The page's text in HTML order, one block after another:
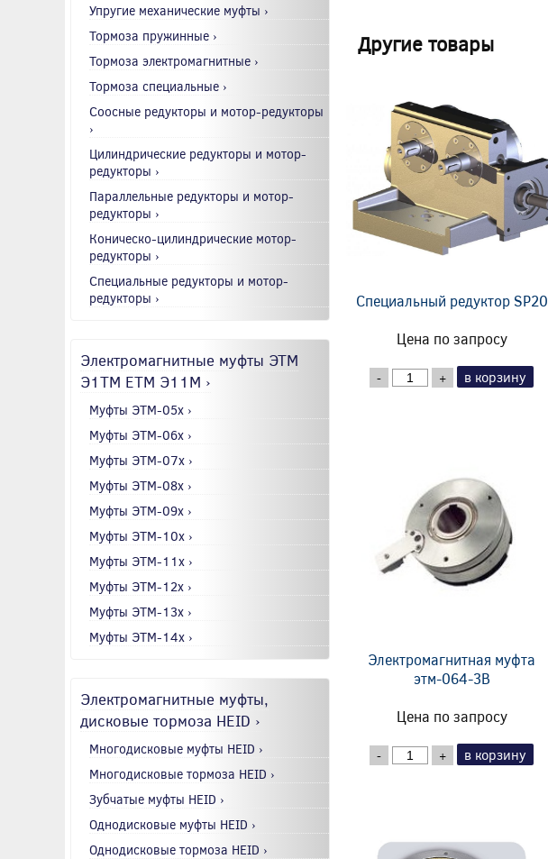
Упругие механические муфты ›
Тормоза пружинные ›
Тормоза электромагнитные ›
Тормоза специальные ›
Соосные редукторы и мотор-редукторы
›
Цилиндрические редукторы и мотор-
редукторы ›
Параллельные редукторы и мотор-
редукторы ›
Коническо-цилиндрические мотор-
редукторы ›
Специальные редукторы и мотор-
редукторы ›
Электромагнитные муфты ЭТМ
Э1ТМ ETM Э11М ›
Муфты ЭТМ-05x ›
Муфты ЭТМ-06x ›
Муфты ЭТМ-07x ›
Муфты ЭТМ-08x ›
Муфты ЭТМ-09x ›
Муфты ЭТМ-10x ›
Муфты ЭТМ-11x ›
Муфты ЭТМ-12x ›
Муфты ЭТМ-13x ›
Муфты ЭТМ-14x ›
Электромагнитные муфты,
дисковые тормоза HEID ›
Многодисковые муфты HEID ›
Многодисковые тормоза HEID ›
Зубчатые муфты HEID ›
Однодисковые муфты HEID ›
Однодисковые тормоза HEID ›
Другие товары
Специальный редуктор SP20
Цена по запросу
- + в корзину
Электромагнитная муфта
этм-064-3В
Цена по запросу
- + в корзину